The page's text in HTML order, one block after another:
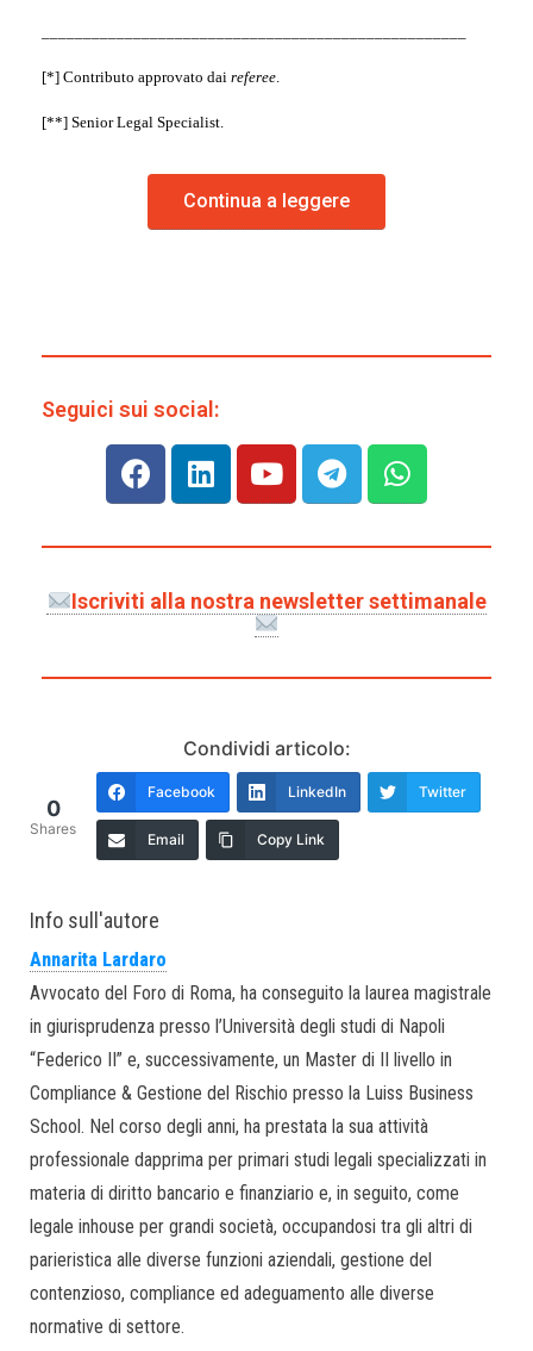
[*] Contributo approvato dai referee.
[**] Senior Legal Specialist.
Continua a leggere
Seguici sui social:
Iscriviti alla nostra newsletter settimanale
Condividi articolo:
0
Shares
Facebook LinkedIn Twitter
Email Copy Link
Info sull'autore
Annarita Lardaro
Avvocato del Foro di Roma, ha conseguito la laurea magistrale
in giurisprudenza presso l’Università degli studi di Napoli
“Federico II” e, successivamente, un Master di II livello in
Compliance & Gestione del Rischio presso la Luiss Business
School. Nel corso degli anni, ha prestata la sua attività
professionale dapprima per primari studi legali specializzati in
materia di diritto bancario e finanziario e, in seguito, come
legale inhouse per grandi società, occupandosi tra gli altri di
parieristica alle diverse funzioni aziendali, gestione del
contenzioso, compliance ed adeguamento alle diverse
normative di settore.